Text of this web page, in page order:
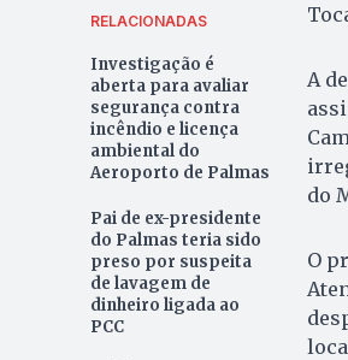
RELACIONADAS
Investigação é
aberta para avaliar
segurança contra
incêndio e licença
ambiental do
Aeroporto de Palmas
Pai de ex-presidente
do Palmas teria sido
preso por suspeita
de lavagem de
dinheiro ligada ao
PCC
A
do
O